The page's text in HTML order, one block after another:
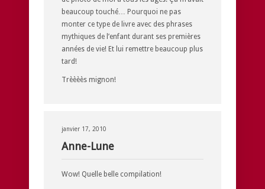
beaucoup touché… Pourquoi ne pas
monter ce type de livre avec des phrases
mythiques de l’enfant durant ses premières
années de vie! Et lui remettre beaucoup plus
tard!
Trèèèès mignon!
janvier 17, 2010
Anne-Lune
Wow! Quelle belle compilation!